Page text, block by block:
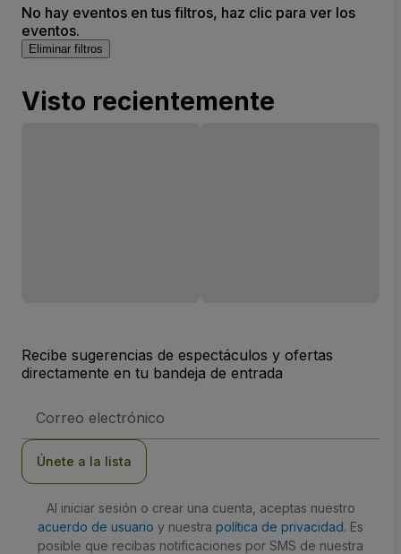
No hay eventos en tus filtros, haz clic para ver los
eventos.
Eliminar filtros
Visto recientemente
Recibe sugerencias de espectáculos y ofertas
directamente en tu bandeja de entrada
de
Únete a la lista
Al iniciar sesión o crear una cuenta, aceptas nuestro
acuerdo de usuario y nuestra política de privacidad. Es
posible que recibas notificaciones por SMS de nuestra